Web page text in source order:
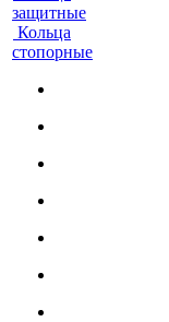
защитные
Кольца
стопорные